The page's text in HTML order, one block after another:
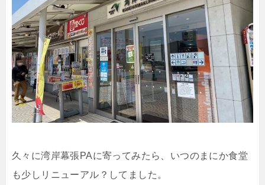
久々に湾岸幕張PAに寄ってみたら、いつのまにか食堂
も少しリニューアル？してました。